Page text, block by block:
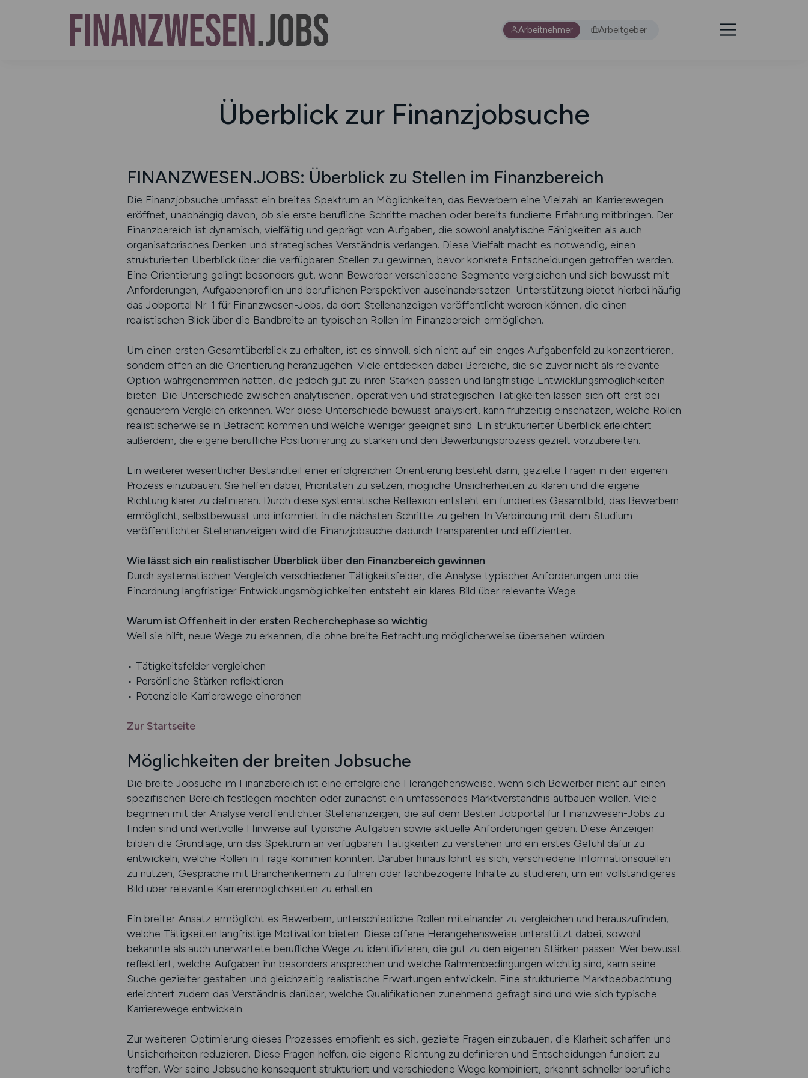
Arbeitnehmer Arbeitgeber
Überblick zur Finanzjobsuche
FINANZWESEN.JOBS: Überblick zu Stellen im Finanzbereich
Die Finanzjobsuche umfasst ein breites Spektrum an Möglichkeiten, das Bewerbern eine Vielzahl an Karrierewegen
eröffnet, unabhängig davon, ob sie erste berufliche Schritte machen oder bereits fundierte Erfahrung mitbringen. Der
Finanzbereich ist dynamisch, vielfältig und geprägt von Aufgaben, die sowohl analytische Fähigkeiten als auch
organisatorisches Denken und strategisches Verständnis verlangen. Diese Vielfalt macht es notwendig, einen
strukturierten Überblick über die verfügbaren Stellen zu gewinnen, bevor konkrete Entscheidungen getroffen werden.
Eine Orientierung gelingt besonders gut, wenn Bewerber verschiedene Segmente vergleichen und sich bewusst mit
Anforderungen, Aufgabenprofilen und beruflichen Perspektiven auseinandersetzen. Unterstützung bietet hierbei häufig
das Jobportal Nr. 1 für Finanzwesen-Jobs, da dort Stellenanzeigen veröffentlicht werden können, die einen
realistischen Blick über die Bandbreite an typischen Rollen im Finanzbereich ermöglichen.
Um einen ersten Gesamtüberblick zu erhalten, ist es sinnvoll, sich nicht auf ein enges Aufgabenfeld zu konzentrieren,
sondern offen an die Orientierung heranzugehen. Viele entdecken dabei Bereiche, die sie zuvor nicht als relevante
Option wahrgenommen hatten, die jedoch gut zu ihren Stärken passen und langfristige Entwicklungsmöglichkeiten
bieten. Die Unterschiede zwischen analytischen, operativen und strategischen Tätigkeiten lassen sich oft erst bei
genauerem Vergleich erkennen. Wer diese Unterschiede bewusst analysiert, kann frühzeitig einschätzen, welche Rollen
realistischerweise in Betracht kommen und welche weniger geeignet sind. Ein strukturierter Überblick erleichtert
außerdem, die eigene berufliche Positionierung zu stärken und den Bewerbungsprozess gezielt vorzubereiten.
Ein weiterer wesentlicher Bestandteil einer erfolgreichen Orientierung besteht darin, gezielte Fragen in den eigenen
Prozess einzubauen. Sie helfen dabei, Prioritäten zu setzen, mögliche Unsicherheiten zu klären und die eigene
Richtung klarer zu definieren. Durch diese systematische Reflexion entsteht ein fundiertes Gesamtbild, das Bewerbern
ermöglicht, selbstbewusst und informiert in die nächsten Schritte zu gehen. In Verbindung mit dem Studium
veröffentlichter Stellenanzeigen wird die Finanzjobsuche dadurch transparenter und effizienter.
Wie lässt sich ein realistischer Überblick über den Finanzbereich gewinnen
Durch systematischen Vergleich verschiedener Tätigkeitsfelder, die Analyse typischer Anforderungen und die
Einordnung langfristiger Entwicklungsmöglichkeiten entsteht ein klares Bild über relevante Wege.
Warum ist Offenheit in der ersten Recherchephase so wichtig
Weil sie hilft, neue Wege zu erkennen, die ohne breite Betrachtung möglicherweise übersehen würden.
• Tätigkeitsfelder vergleichen
• Persönliche Stärken reflektieren
• Potenzielle Karrierewege einordnen
Zur Startseite
Möglichkeiten der breiten Jobsuche
Die breite Jobsuche im Finanzbereich ist eine erfolgreiche Herangehensweise, wenn sich Bewerber nicht auf einen
spezifischen Bereich festlegen möchten oder zunächst ein umfassendes Marktverständnis aufbauen wollen. Viele
beginnen mit der Analyse veröffentlichter Stellenanzeigen, die auf dem Besten Jobportal für Finanzwesen-Jobs zu
finden sind und wertvolle Hinweise auf typische Aufgaben sowie aktuelle Anforderungen geben. Diese Anzeigen
bilden die Grundlage, um das Spektrum an verfügbaren Tätigkeiten zu verstehen und ein erstes Gefühl dafür zu
entwickeln, welche Rollen in Frage kommen könnten. Darüber hinaus lohnt es sich, verschiedene Informationsquellen
zu nutzen, Gespräche mit Branchenkennern zu führen oder fachbezogene Inhalte zu studieren, um ein vollständigeres
Bild über relevante Karrieremöglichkeiten zu erhalten.
Ein breiter Ansatz ermöglicht es Bewerbern, unterschiedliche Rollen miteinander zu vergleichen und herauszufinden,
welche Tätigkeiten langfristige Motivation bieten. Diese offene Herangehensweise unterstützt dabei, sowohl
bekannte als auch unerwartete berufliche Wege zu identifizieren, die gut zu den eigenen Stärken passen. Wer bewusst
reflektiert, welche Aufgaben ihn besonders ansprechen und welche Rahmenbedingungen wichtig sind, kann seine
Suche gezielter gestalten und gleichzeitig realistische Erwartungen entwickeln. Eine strukturierte Marktbeobachtung
erleichtert zudem das Verständnis darüber, welche Qualifikationen zunehmend gefragt sind und wie sich typische
Karrierewege entwickeln.
Zur weiteren Optimierung dieses Prozesses empfiehlt es sich, gezielte Fragen einzubauen, die Klarheit schaffen und
Unsicherheiten reduzieren. Diese Fragen helfen, die eigene Richtung zu definieren und Entscheidungen fundiert zu
treffen. Wer seine Jobsuche konsequent strukturiert und verschiedene Wege kombiniert, erkennt schneller berufliche